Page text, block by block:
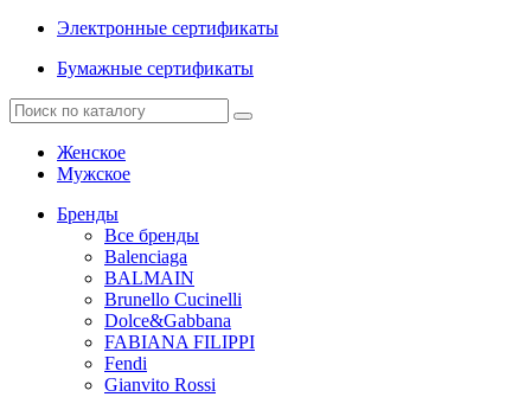
Электронные сертификаты
Бумажные сертификаты
Женское
Мужское
Бренды
Все бренды
Balenciaga
BALMAIN
Brunello Cucinelli
Dolce&Gabbana
FABIANA FILIPPI
Fendi
Gianvito Rossi